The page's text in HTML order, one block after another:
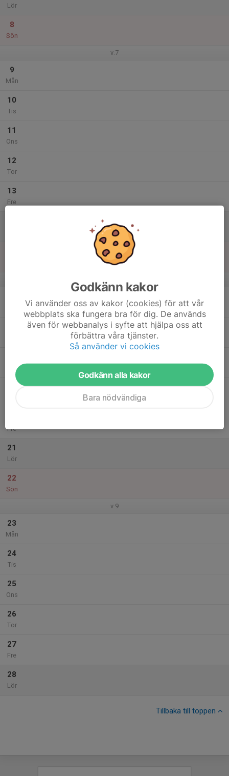
Lör
8
Sön
v.7
9
Mån
10
Tis
11
Ons
12
Tor
13
Fre
Ons
Fre
21
Lör
22
Sön
v.9
23
Mån
24
Tis
25
Ons
26
Tor
27
Fre
28
Lör
Tillbaka till toppen
Godkänn kakor
Vi använder oss av kakor (cookies) för att vår
webbplats ska fungera bra för dig. De används
även för webbanalys i syfte att hjälpa oss att
förbättra våra tjänster.
Så använder vi cookies
Godkänn alla kakor
Bara nödvändiga